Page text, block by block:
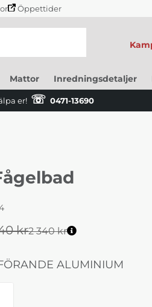
Öppettider
Mattor Inredningsdetaljer
er! ☏ 0471-13690
kr2 340 kr
ALUMINIUM